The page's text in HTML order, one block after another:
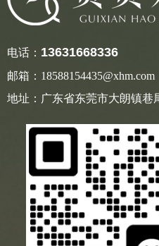
电话： 13631668336
邮箱：18588154435@xhm.com
地址：广东省东莞市大朗镇巷